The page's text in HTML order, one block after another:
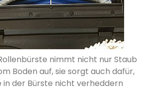
nimmt nicht nur Staub
Boden auf, sie sorgt auch dafür,
in der Bürste nicht verheddern